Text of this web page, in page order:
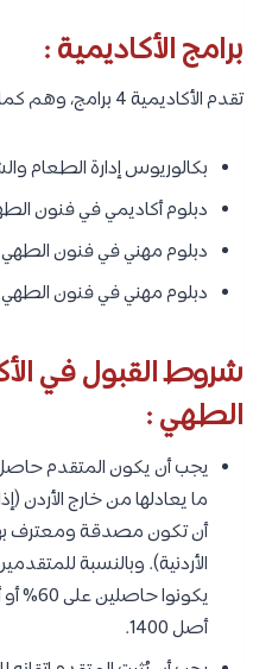
برامج الأكاديمية :
تقدم الأكاديمية 4 برامج، وهم كما يلي :
بكالوريوس إدارة الطعام
دبلوم أكاديمي في فنون
دبلوم مهني في فنون
دبلوم مهني في فنون
شروط القبول في
الطهي :
يجب أن يكون المتقدم حاصل
ما يعادلها من خارج الأردن
أن تكون مصدقة ومعترف بها
الأردنية). وبالنسبة
أصل 1400.